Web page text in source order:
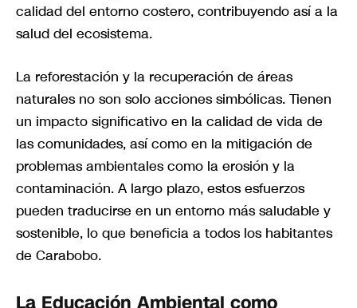
calidad del entorno costero, contribuyendo así a la
salud del ecosistema.
La reforestación y la recuperación de áreas
naturales no son solo acciones simbólicas. Tienen
un impacto significativo en la calidad de vida de
las comunidades, así como en la mitigación de
problemas ambientales como la erosión y la
contaminación. A largo plazo, estos esfuerzos
pueden traducirse en un entorno más saludable y
sostenible, lo que beneficia a todos los habitantes
de Carabobo.
La Educación Ambiental como